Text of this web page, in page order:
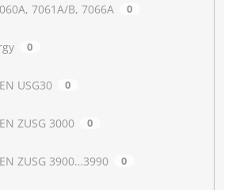
7061A/B, 7066A 0
0
USG30 0
ZUSG 3000 0
ZUSG 3900…3990 0